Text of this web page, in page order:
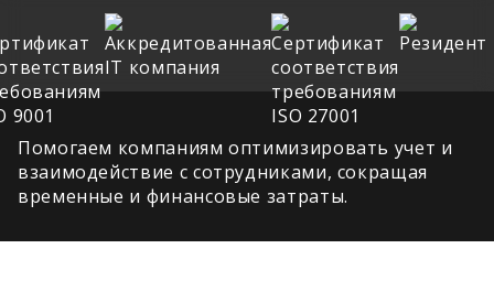
Помогаем компаниям оптимизировать учет и
взаимодействие с сотрудниками, сокращая
временные и финансовые затраты.